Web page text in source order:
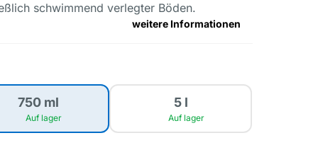
schwimmend verlegter Böden.
weitere Informationen
750 ml
Auf lager
5 l
Auf lager